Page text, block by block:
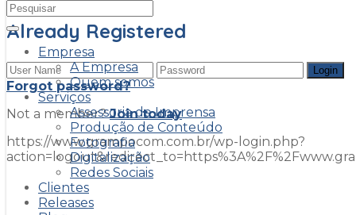
Empresa
A Empresa
Quem somos
Serviços
Assessoria de Imprensa
Produção de Conteúdo
Fotografia
Digitalização
Redes Sociais
Clientes
Releases
Already Registered
Forgot password?
Not a member?Join today
https://www.grampocom.com.br/wp-login.php?